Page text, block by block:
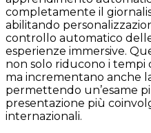
completamente il
abilitando
controllo automatico
esperienze immersive.
non solo riducono i
ma incrementano anche
permettendo un’esame
presentazione più
internazionali.